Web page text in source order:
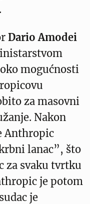
Dario Amodei
mogućnosti
za masovni
Nakon
Anthropic
lanac”, što
za svaku tvrtku
je potom
je